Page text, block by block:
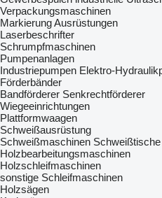
Verpackungsmaschinen
Markierung Ausrüstungen
Laserbeschrifter
Schrumpfmaschinen
Pumpenanlagen
Industriepumpen Elektro-
Förderbänder
Bandförderer Senkrechtförderer
Wiegeeinrichtungen
Plattformwaagen
Schweißausrüstung
Schweißmaschinen Schweißtische
Holzbearbeitungsmaschinen
Holzschleifmaschinen
sonstige Schleifmaschinen
Holzsägen